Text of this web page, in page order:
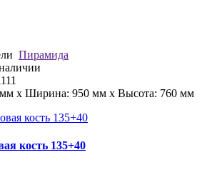
Пирамида
x Ширина: 950 мм x Высота: 760 мм
кость 135+40